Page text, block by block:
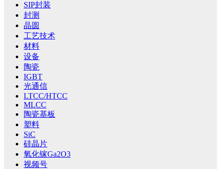
SIP封装
封测
晶圆
工艺技术
材料
设备
陶瓷
IGBT
光通信
LTCC/HTCC
MLCC
陶瓷基板
塑料
SiC
硅晶片
氧化镓Ga2O3
视频号